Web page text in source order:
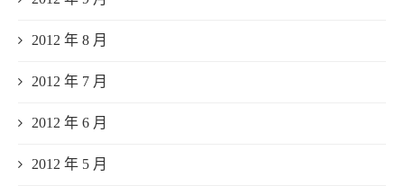
2012 年 8 月
2012 年 7 月
2012 年 6 月
2012 年 5 月